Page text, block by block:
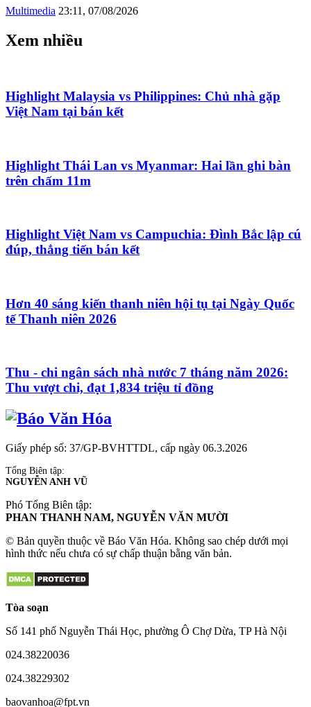
Multimedia 23:11, 07/08/2026
Xem nhiều
Highlight Malaysia vs Philippines: Chủ nhà gặp
Việt Nam tại bán kết
Highlight Thái Lan vs Myanmar: Hai lần ghi bàn
trên chấm 11m
Highlight Việt Nam vs Campuchia: Đình Bắc lập cú
đúp, thẳng tiến bán kết
Hơn 40 sáng kiến thanh niên hội tụ tại Ngày Quốc
tế Thanh niên 2026
Thu - chi ngân sách nhà nước 7 tháng năm 2026:
Thu vượt chi, đạt 1,834 triệu tỉ đồng
Giấy phép số: 37/GP-BVHTTDL, cấp ngày 06.3.2026
Tổng Biên tập:
NGUYỄN ANH VŨ
Phó Tổng Biên tập:
PHAN THANH NAM, NGUYỄN VĂN MƯỜI
© Bản quyền thuộc về Báo Văn Hóa. Không sao chép dưới mọi
hình thức nếu chưa có sự chấp thuận bằng văn bản.
Tòa soạn
Số 141 phố Nguyễn Thái Học, phường Ô Chợ Dừa, TP Hà Nội
024.38220036
024.38229302
baovanhoa@fpt.vn